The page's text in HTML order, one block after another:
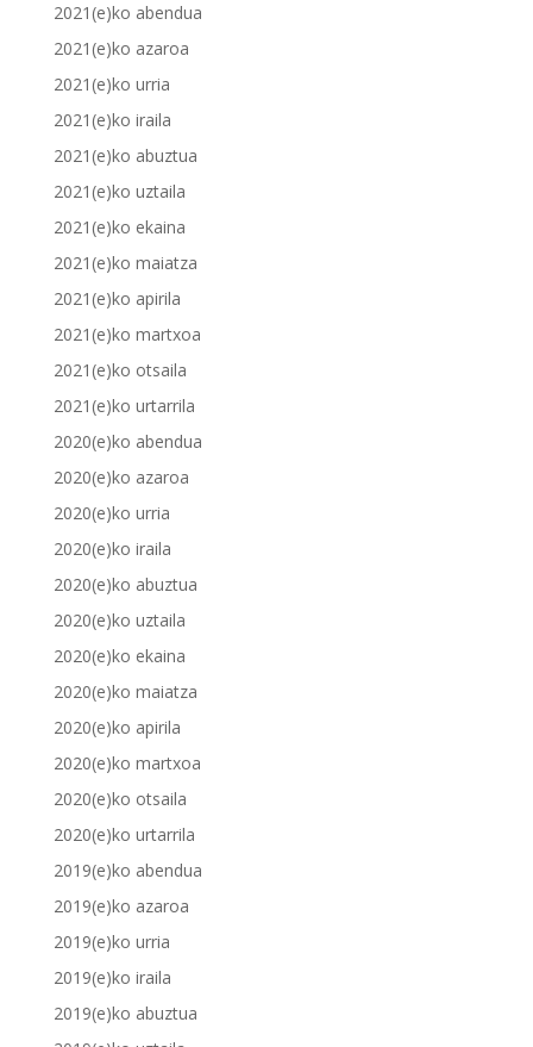
2021(e)ko abendua
2021(e)ko azaroa
2021(e)ko urria
2021(e)ko iraila
2021(e)ko abuztua
2021(e)ko uztaila
2021(e)ko ekaina
2021(e)ko maiatza
2021(e)ko apirila
2021(e)ko martxoa
2021(e)ko otsaila
2021(e)ko urtarrila
2020(e)ko abendua
2020(e)ko azaroa
2020(e)ko urria
2020(e)ko iraila
2020(e)ko abuztua
2020(e)ko uztaila
2020(e)ko ekaina
2020(e)ko maiatza
2020(e)ko apirila
2020(e)ko martxoa
2020(e)ko otsaila
2020(e)ko urtarrila
2019(e)ko abendua
2019(e)ko azaroa
2019(e)ko urria
2019(e)ko iraila
2019(e)ko abuztua